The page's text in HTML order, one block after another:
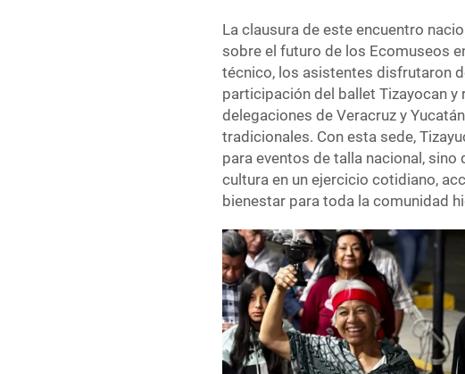
La clausura de este encuentro
sobre el futuro de los Ecomuseos
técnico, los asistentes disfrutaron
participación del ballet Tizayocan
delegaciones de Veracruz y
tradicionales. Con esta sede,
para eventos de talla nacional,
cultura en un ejercicio cotidiano,
bienestar para toda la comunidad